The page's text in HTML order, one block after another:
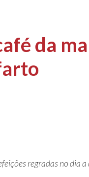
da
regradas no dia a